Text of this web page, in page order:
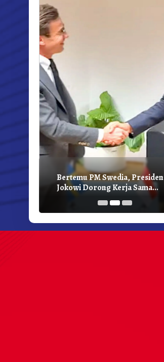
Bertemu PM Swedia, Presiden
Jokowi Dorong Kerja Sama
Pembangunan Hijau